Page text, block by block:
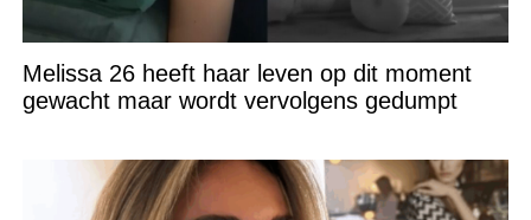
Melissa 26 heeft haar leven op dit moment
gewacht maar wordt vervolgens gedumpt